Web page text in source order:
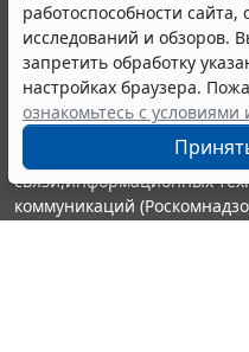
работоспособности сайта,
исследований и обзоров.
запретить обработку
настройках браузера.
ознакомьтесь с условиями
© ООО "НПП "ГАРАНТ-
выпускается с 1990 года.
являются участниками
информации ГАРАНТ.
Портал ГАРАНТ.РУ
издания Федеральной
связи,информационных
коммуникаций